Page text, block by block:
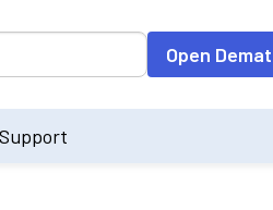
field. On entering data into the
Open
Support